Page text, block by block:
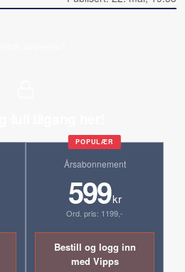
POPULÆR
Årsabonnement
599kr
Ord. pris: 1199,-
Bestill og logg inn
med Vipps